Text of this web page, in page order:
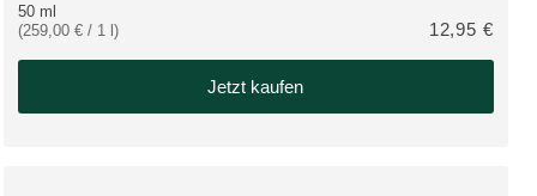
50 ml
(259,00 € / 1 l)
12,95 €
Jetzt kaufen